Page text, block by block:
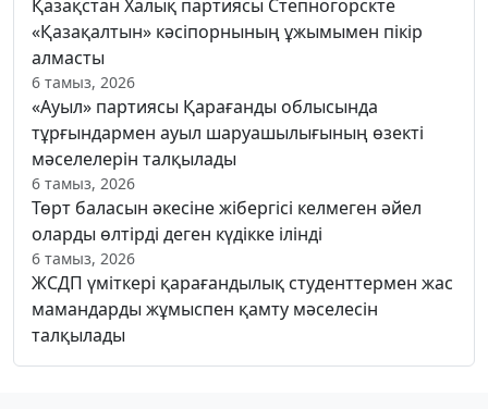
Қазақстан Халық партиясы Степногорскте
«Қазақалтын» кәсіпорнының ұжымымен пікір
алмасты
6 тамыз, 2026
«Ауыл» партиясы Қарағанды облысында
тұрғындармен ауыл шаруашылығының өзекті
мәселелерін талқылады
6 тамыз, 2026
Төрт баласын әкесіне жібергісі келмеген әйел
оларды өлтірді деген күдікке ілінді
6 тамыз, 2026
ЖСДП үміткері қарағандылық студенттермен жас
мамандарды жұмыспен қамту мәселесін
талқылады